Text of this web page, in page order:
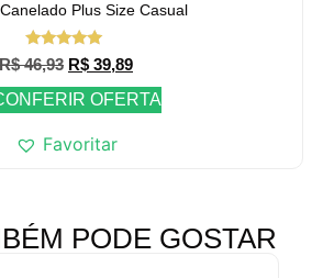
Plus Size Casual
Avaliação
5.00
de 5
R$46,93 R$ 39,89
OFERTA
Favoritar
PODE GOSTAR